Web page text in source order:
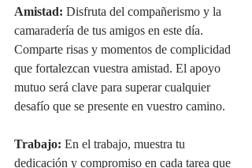
Amistad: Disfruta del compañerismo y la
camaradería de tus amigos en este día.
Comparte risas y momentos de complicidad
que fortalezcan vuestra amistad. El apoyo
mutuo será clave para superar cualquier
desafío que se presente en vuestro camino.
Trabajo: En el trabajo, muestra tu